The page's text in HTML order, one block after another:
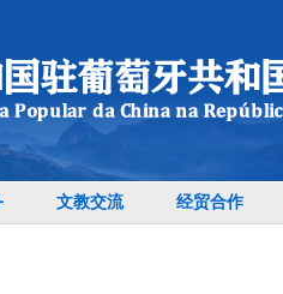
文教交流 经贸合作